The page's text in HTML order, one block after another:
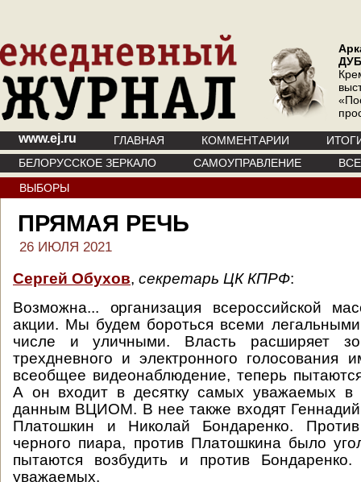
www.ej.ru ГЛАВНАЯ КОММЕНТАРИИ
БЕЛОРУССКОЕ ЗЕРКАЛО
САМОУПРАВЛЕНИЕ
ВЫБОРЫ
ПРЯМАЯ РЕЧЬ
26 ИЮЛЯ 2021
Сергей Обухов, секретарь ЦК КПРФ:
Возможна... организация всероссийской
акции. Мы будем бороться всеми
числе и уличными. Власть расширяет
трехдневного и электронного голосования
всеобщее видеонаблюдение, теперь
А он входит в десятку самых уважаемых в
данным ВЦИОМ. В нее также входят
Платошкин и Николай Бондаренко.
черного пиара, против Платошкина было
пытаются возбудить и против
уважаемых.